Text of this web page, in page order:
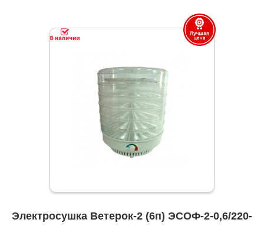
Электросушка Ветерок-2 (6п) ЭСОФ-2-0,6/220-